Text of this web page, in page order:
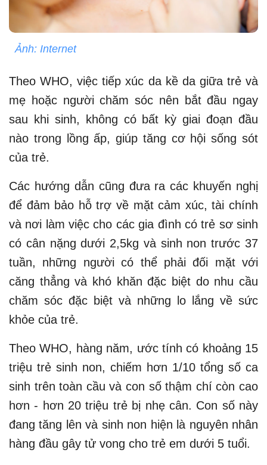
Ảnh: Internet
Theo WHO, việc tiếp xúc da kề da giữa trẻ và
mẹ hoặc người chăm sóc nên bắt đầu ngay
sau khi sinh, không có bất kỳ giai đoạn đầu
nào trong lồng ấp, giúp tăng cơ hội sống sót
của trẻ.
Các hướng dẫn cũng đưa ra các khuyến nghị
để đảm bảo hỗ trợ về mặt cảm xúc, tài chính
và nơi làm việc cho các gia đình có trẻ sơ sinh
có cân nặng dưới 2,5kg và sinh non trước 37
tuần, những người có thể phải đối mặt với
căng thẳng và khó khăn đặc biệt do nhu cầu
chăm sóc đặc biệt và những lo lắng về sức
khỏe của trẻ.
Theo WHO, hàng năm, ước tính có khoảng 15
triệu trẻ sinh non, chiếm hơn 1/10 tổng số ca
sinh trên toàn cầu và con số thậm chí còn cao
hơn - hơn 20 triệu trẻ bị nhẹ cân. Con số này
đang tăng lên và sinh non hiện là nguyên nhân
hàng đầu gây tử vong cho trẻ em dưới 5 tuổi.